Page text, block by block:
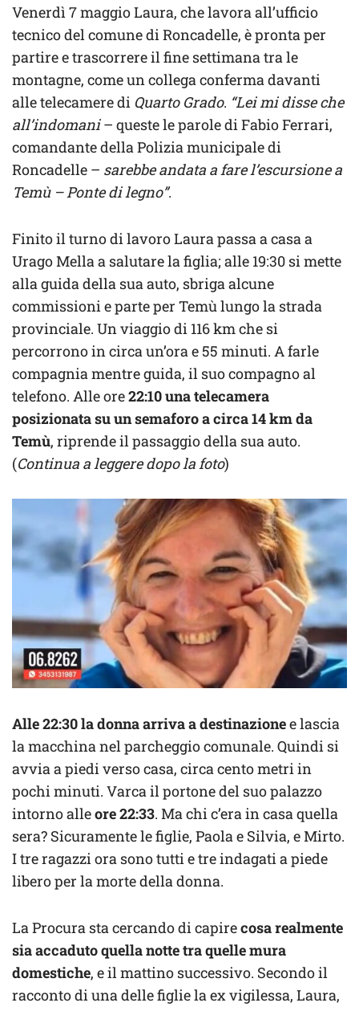
Venerdì 7 maggio Laura, che lavora all’ufficio
tecnico del comune di Roncadelle, è pronta per
partire e trascorrere il fine settimana tra le
montagne, come un collega conferma davanti
alle telecamere di Quarto Grado. “Lei mi disse che
all’indomani– queste le parole di Fabio Ferrari,
comandante della Polizia municipale di
Roncadelle – sarebbe andata a fare l’escursione a
Temù – Ponte di legno”.
Finito il turno di lavoro Laura passa a casa a
Urago Mella a salutare la figlia; alle 19:30 si mette
alla guida della sua auto, sbriga alcune
commissioni e parte per Temù lungo la strada
provinciale. Un viaggio di 116 km che si
percorrono in circa un’ora e 55 minuti. A farle
compagnia mentre guida, il suo compagno al
telefono. Alle ore22:10una telecamera
posizionata su un semaforo a circa 14 km da
Temù, riprende il passaggio della sua auto.
(Continua a leggere dopo la foto)
Alle 22:30 la donna arriva a destinazionee lascia
la macchina nel parcheggio comunale. Quindi si
avvia a piedi verso casa, circa cento metri in
pochi minuti. Varca il portone del suo palazzo
intorno alleore 22:33. Ma chi c’era in casa quella
sera? Sicuramente le figlie, Paola e Silvia, e Mirto.
I tre ragazzi ora sono tutti e tre indagati a piede
libero per la morte della donna.
La Procura sta cercando di capirecosa realmente
sia accaduto quella notte tra quelle mura
domestiche, e il mattino successivo. Secondo il
racconto di una delle figlie la ex vigilessa, Laura,